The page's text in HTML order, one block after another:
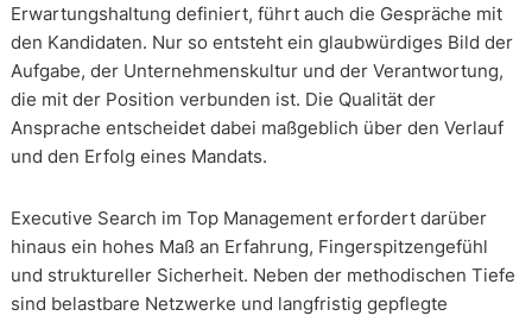
Erwartungshaltung definiert, führt auch die Gespräche mit
den Kandidaten. Nur so entsteht ein glaubwürdiges Bild der
Aufgabe, der Unternehmenskultur und der Verantwortung,
die mit der Position verbunden ist. Die Qualität der
Ansprache entscheidet dabei maßgeblich über den Verlauf
und den Erfolg eines Mandats.
Executive Search im Top Management erfordert darüber
hinaus ein hohes Maß an Erfahrung, Fingerspitzengefühl
und struktureller Sicherheit. Neben der methodischen Tiefe
sind belastbare Netzwerke und langfristig gepflegte